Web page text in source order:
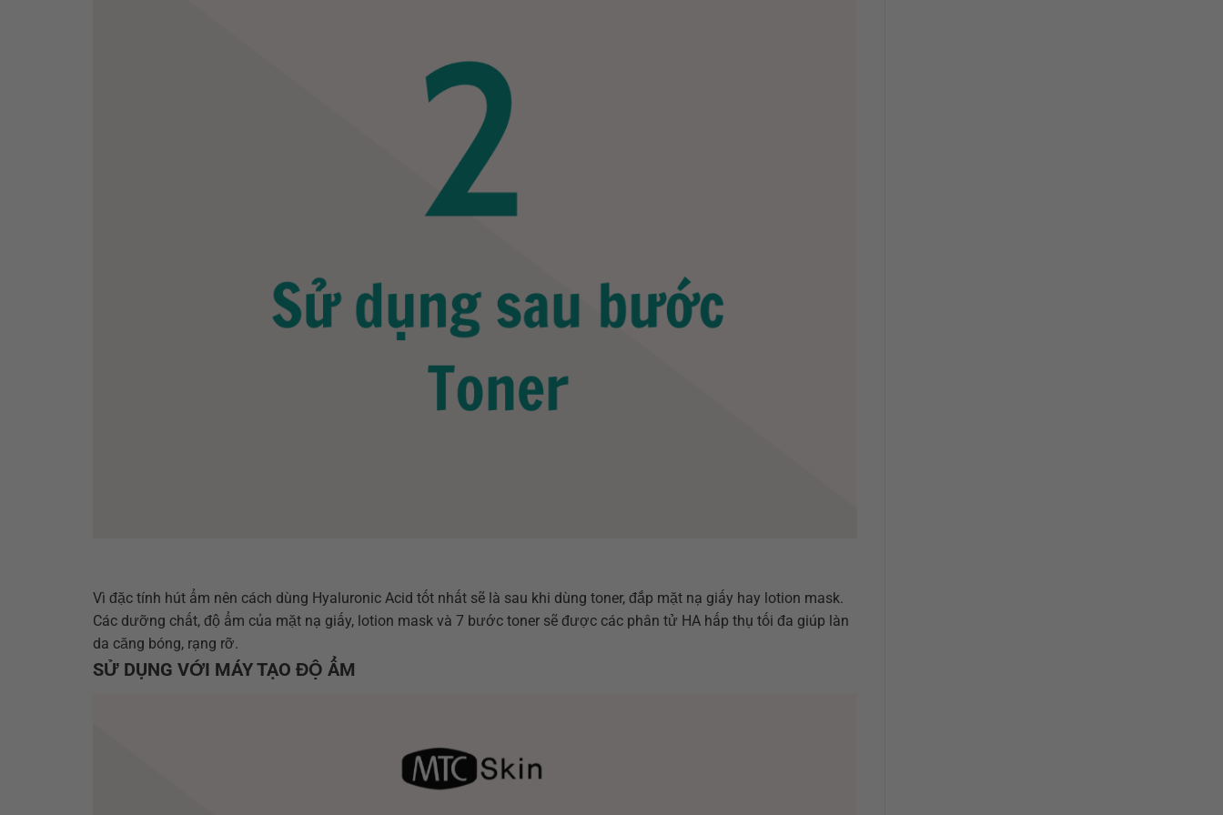
Vì đặc tính hút ẩm nên cách dùng Hyaluronic Acid tốt nhất sẽ là sau khi dùng toner, đắp mặt nạ giấy hay lotion mask.
Các dưỡng chất, độ ẩm của mặt nạ giấy, lotion mask và 7 bước toner sẽ được các phân tử HA hấp thụ tối đa giúp làn
da căng bóng, rạng rỡ.
SỬ DỤNG VỚI MÁY TẠO ĐỘ ẨM